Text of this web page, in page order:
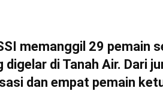
memanggil 29 pemain
digelar di Tanah Air. Dari
dan empat pemain